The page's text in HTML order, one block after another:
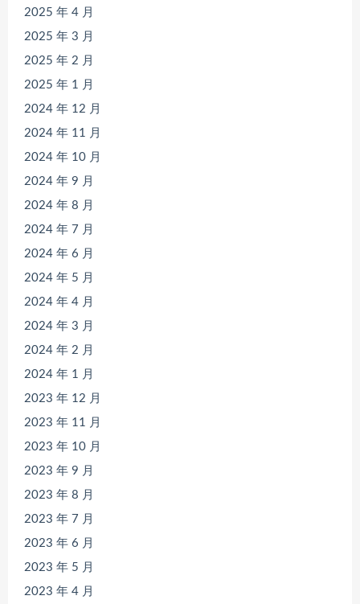
2025 年 4 月
2025 年 3 月
2025 年 2 月
2025 年 1 月
2024 年 12 月
2024 年 11 月
2024 年 10 月
2024 年 9 月
2024 年 8 月
2024 年 7 月
2024 年 6 月
2024 年 5 月
2024 年 4 月
2024 年 3 月
2024 年 2 月
2024 年 1 月
2023 年 12 月
2023 年 11 月
2023 年 10 月
2023 年 9 月
2023 年 8 月
2023 年 7 月
2023 年 6 月
2023 年 5 月
2023 年 4 月